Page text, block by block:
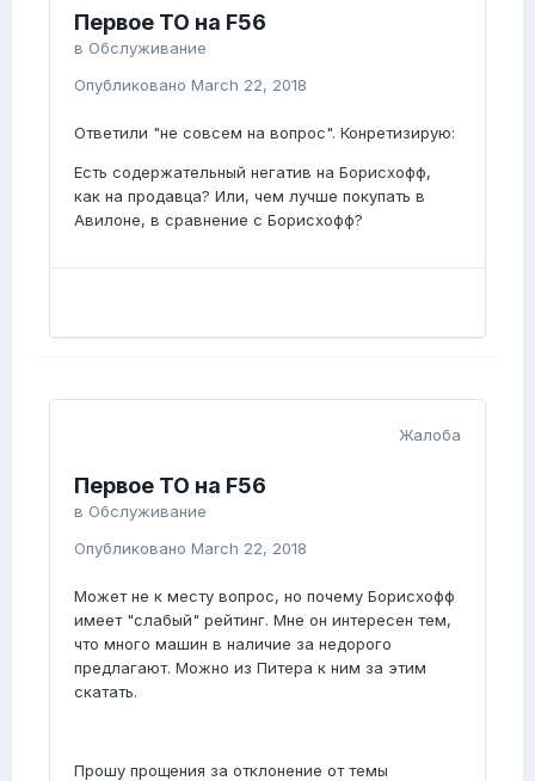
Первое ТО на F56
в Обслуживание
Опубликовано March 22, 2018
Ответили "не совсем на вопрос". Конретизирую:
Есть содержательный негатив на Борисхофф,
как на продавца? Или, чем лучше покупать в
Авилоне, в сравнение с Борисхофф?
Жалоба
Первое ТО на F56
в Обслуживание
Опубликовано March 22, 2018
Может не к месту вопрос, но почему Борисхофф
имеет "слабый" рейтинг. Мне он интересен тем,
что много машин в наличие за недорого
предлагают. Можно из Питера к ним за этим
скатать.
Прошу прощения за отклонение от темы